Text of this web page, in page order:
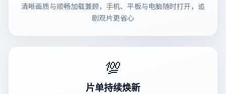
清晰画质与顺畅加载兼顾，手机、平板与电脑随时打开，追
剧观片更省心
💯
片单持续焕新